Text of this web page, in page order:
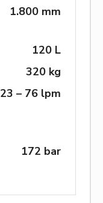
1.800 mm
120 L
320 kg
23 – 76 lpm
172 bar